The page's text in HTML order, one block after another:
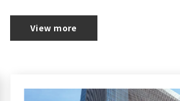
View more